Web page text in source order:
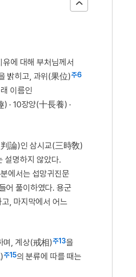
에 대해 부처님께서
밝히고, 과위(果位)주6
이름인
) · 10장양(十長養) ·
判論)인 삼시교(三時敎)
설명하지 않았다.
에서는 섭망귀진문
풀이하였다. 용군
, 마지막에서 어느
며, 계상(戒相)주13을
주15의 분류에 따를 때는